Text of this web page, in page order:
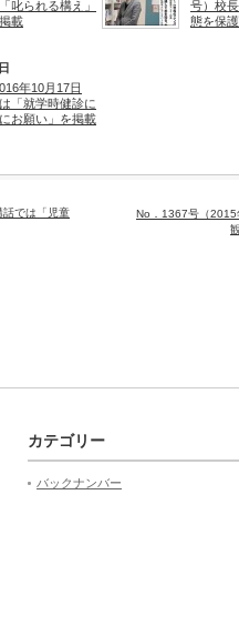
叱られる構え」
載
号）校
態を保
年10月17日
「就学時健診に
お願い」を掲載
では「児童
No．1367号（2015
カテゴリー
バックナンバー